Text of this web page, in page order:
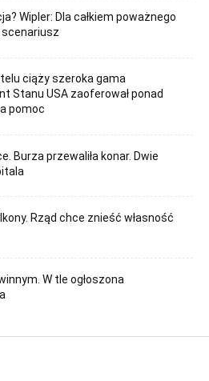
Wipler: Dla całkiem poważnego
ciąży szeroka gama
Stanu USA zaoferował ponad
pomoc
Burza przewaliła konar. Dwie
Rząd chce znieść własność
W tle ogłoszona